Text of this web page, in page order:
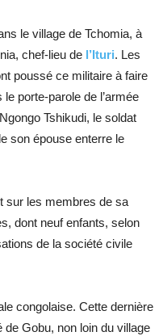
le village de Tchomia, à
chef-lieu de l’Ituri. Les
poussé ce militaire à faire
porte-parole de l’armée
Tshikudi, le soldat
son épouse enterre le
sur les membres de sa
dont neuf enfants, selon
de la société civile
congolaise. Cette dernière
Gobu, non loin du village